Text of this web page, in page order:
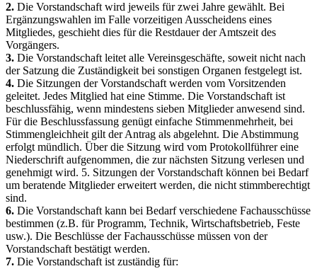
2. Die Vorstandschaft wird jeweils für zwei Jahre gewählt. Bei
Ergänzungswahlen im Falle vorzeitigen Ausscheidens eines
Mitgliedes, geschieht dies für die Restdauer der Amtszeit des
Vorgängers.
3. Die Vorstandschaft leitet alle Vereinsgeschäfte, soweit nicht nach
der Satzung die Zuständigkeit bei sonstigen Organen festgelegt ist.
4. Die Sitzungen der Vorstandschaft werden vom Vorsitzenden
geleitet. Jedes Mitglied hat eine Stimme. Die Vorstandschaft ist
beschlussfähig, wenn mindestens sieben Mitglieder anwesend sind.
Für die Beschlussfassung genügt einfache Stimmenmehrheit, bei
Stimmengleichheit gilt der Antrag als abgelehnt. Die Abstimmung
erfolgt mündlich. Über die Sitzung wird vom Protokollführer eine
Niederschrift aufgenommen, die zur nächsten Sitzung verlesen und
genehmigt wird. 5. Sitzungen der Vorstandschaft können bei Bedarf
um beratende Mitglieder erweitert werden, die nicht stimmberechtigt
sind.
6. Die Vorstandschaft kann bei Bedarf verschiedene Fachausschüsse
bestimmen (z.B. für Programm, Technik, Wirtschaftsbetrieb, Feste
usw.). Die Beschlüsse der Fachausschüsse müssen von der
Vorstandschaft bestätigt werden.
7. Die Vorstandschaft ist zuständig für: